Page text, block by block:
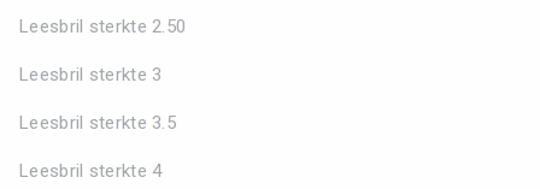
Leesbril sterkte 2.50
Leesbril sterkte 3
Leesbril sterkte 3.5
Leesbril sterkte 4